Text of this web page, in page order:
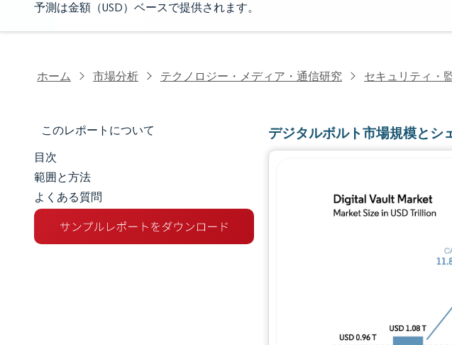
予測は金額（USD）ベースで提供されます。
ホーム 市場分析 テクノロジー・メディア・通信研究 セキュリティ・
このレポートについて
市場規模とシェア
市場分析
トレンドとインサイト
目次
範囲と方法
よくある質問
デジタルボルト市場規模とシ
画像